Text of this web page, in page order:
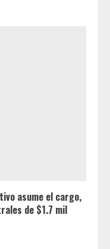
asume el cargo,
de $1.7 mil